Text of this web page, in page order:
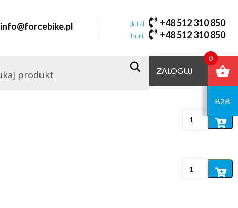
info@forcebike.pl detal +48 512 310 850
hurt +48 512 310 850
ZALOGUJ
B2B
Domyślne sortowanie
Dodaj
Dodaj
Dodaj
0